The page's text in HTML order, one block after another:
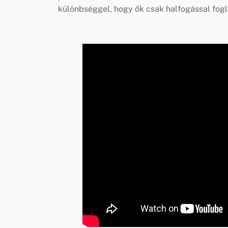
különbséggel, hogy ők csak halfogással